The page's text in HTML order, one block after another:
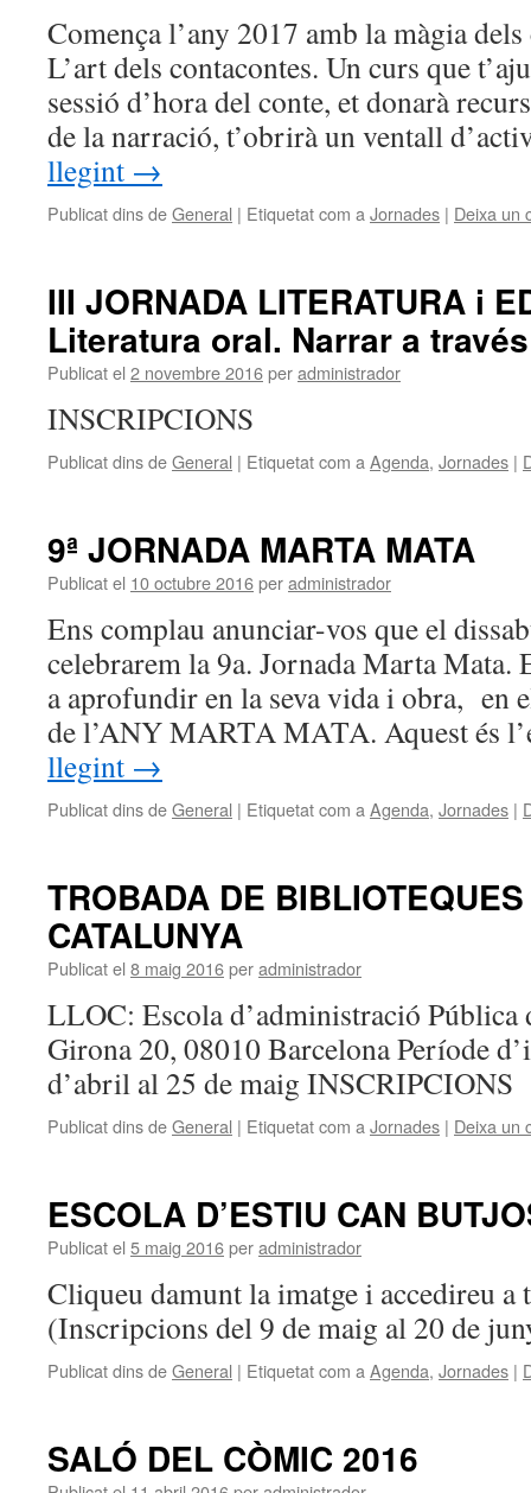
Comença l’any 2017 amb la màgia
L’art dels contacontes. Un curs que
sessió d’hora del conte, et donarà
de la narració, t’obrirà un ventall
llegint →
Publicat dins deGeneral | Etiquetat com a Jornades | Deixa un
III JORNADA LITERATURA i
Literatura oral. Narrar a
Publicat el 2 novembre 2016peradministrador
INSCRIPCIONS
Publicat dins deGeneral | Etiquetat com a Agenda, Jornades |
9ª JORNADA MARTA MATA
Publicat el 10 octubre 2016peradministrador
Ens complau anunciar-vos que el
celebrarem la 9a. Jornada Marta Mata.
a aprofundir en la seva vida i obra, en
de l’ANY MARTA MATA. Aquest és
llegint →
Publicat dins deGeneral | Etiquetat com a Agenda, Jornades |
TROBADA DE
CATALUNYA
Publicat el 8 maig 2016peradministrador
LLOC: Escola d’administració Pública
Girona 20, 08010 Barcelona Període
d’abril al 25 de maig
Publicat dins deGeneral | Etiquetat com a Jornades | Deixa un
ESCOLA D’ESTIU CAN
Publicat el 5 maig 2016peradministrador
Cliqueu damunt la imatge i accedireu
(Inscripcions del 9 de maig al 20 de
Publicat dins deGeneral | Etiquetat com a Agenda, Jornades |
SALÓ DEL CÒMIC 2016